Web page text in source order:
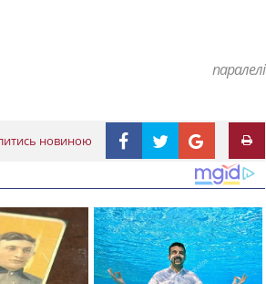
паралелі
новиною